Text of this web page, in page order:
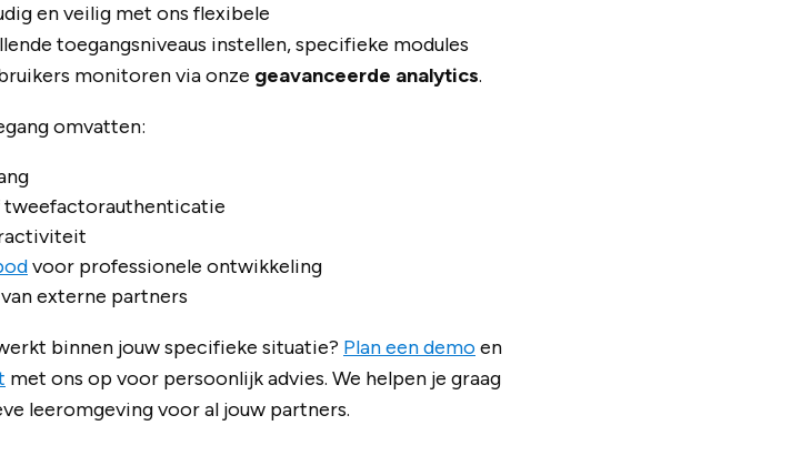
en veilig met ons flexibele
toegangsniveaus instellen, specifieke modules
monitoren via onze geavanceerde analytics.
omvatten:
tweefactorauthenticatie
voor professionele ontwikkeling
van externe partners
binnen jouw specifieke situatie? Plan een demoen
met ons op voor persoonlijk advies. We helpen je graag
leeromgeving voor al jouw partners.